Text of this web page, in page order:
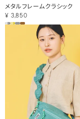
メタルフレームクラシック
¥ 3,850